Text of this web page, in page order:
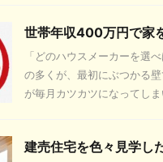
世帯年収400万円で家
「どのハウスメーカーを選
の多くが、最初にぶつかる
が毎月カツカツになってし
建売住宅を色々見学し